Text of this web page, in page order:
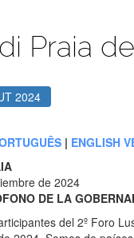
Praia
2024
| ENGLISH
de 2024
DE LA
del 2º Foro